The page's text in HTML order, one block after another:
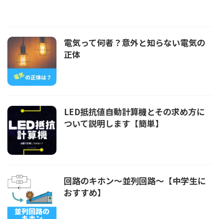
電気って何者？意外と知らない電気の
正体
LED抵抗値自動計算機とその求め方に
ついて説明します【簡単】
回路のキホン～並列回路～【中学生に
おすすめ】